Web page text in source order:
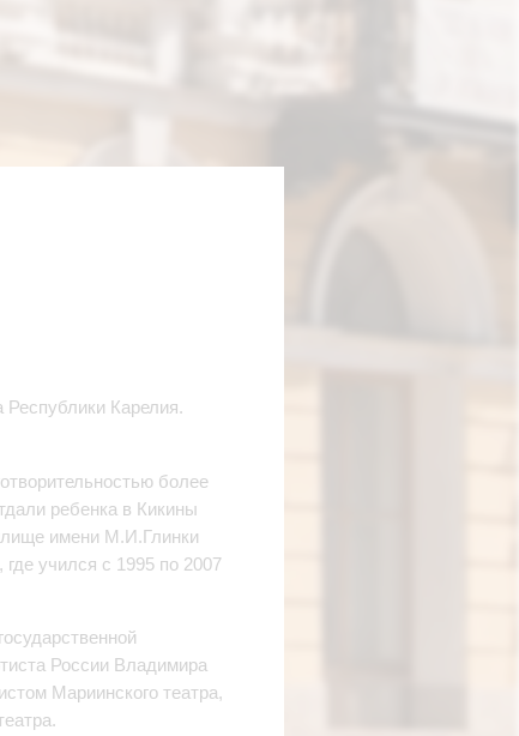
Карелия.
более
ребенка в Кикины
имени М.И.Глинки
учился с 1995 по 2007
России Владимира
Мариинского театра,